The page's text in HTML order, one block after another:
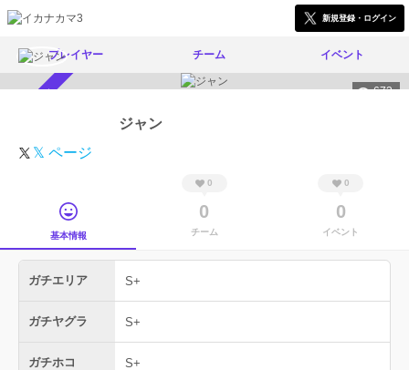
新規登録・ログイン
プレイヤー チーム イベント
673
ジャン
𝕏 ページ
基本情報
0
0
チーム
0
0
イベント
ガチエリア S+
ガチヤグラ S+
ガチホコ S+